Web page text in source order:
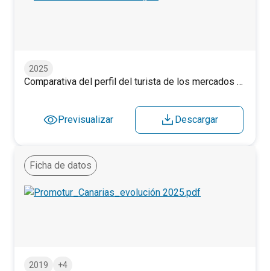
2025
Comparativa del perfil del turista de los mercados nórdicos. 2025.
Previsualizar Descargar
Ficha de datos
2019 +4